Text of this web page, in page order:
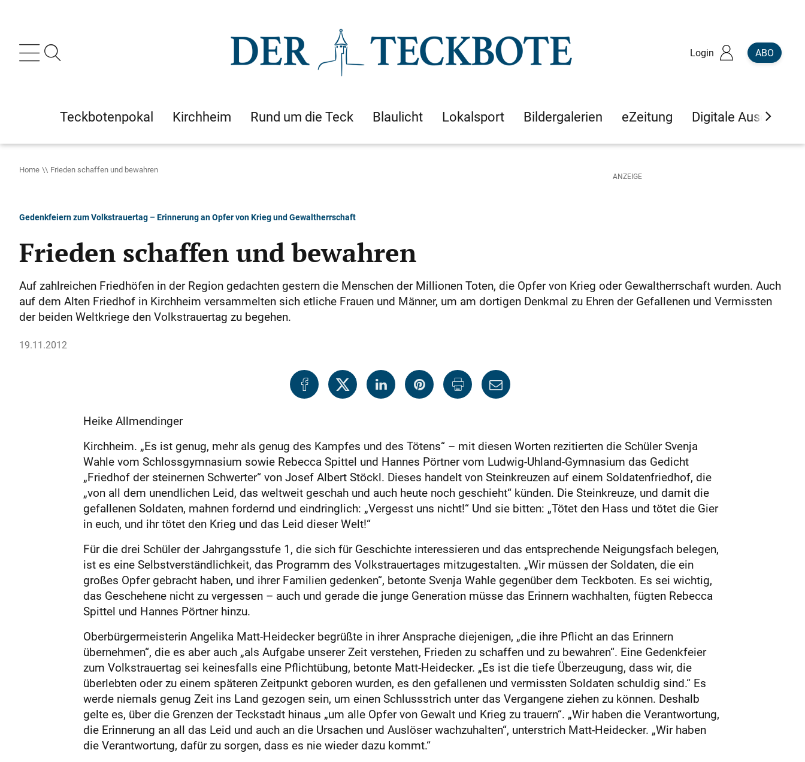
Login ABO
Teckbotenpokal Kirchheim Rund um die Teck Blaulicht Lokalsport Bildergalerien eZeitung Digitale Ausgaben
Home Frieden schaffen und bewahren
Gedenkfeiern zum Volkstrauertag – Erinnerung an Opfer von Krieg und Gewaltherrschaft
Frieden schaffen und bewahren
Auf zahlreichen Friedhöfen in der Region gedachten gestern die Menschen der Millionen Toten, die Opfer von Krieg oder Gewaltherrschaft wurden. Auch
auf dem Alten Friedhof in Kirchheim versammelten sich etliche Frauen und Männer, um am dortigen Denkmal zu Ehren der Gefallenen und Vermissten
der beiden Weltkriege den Volkstrauertag zu begehen.
19.11.2012
Heike Allmendinger
Kirchheim. „Es ist genug, mehr als genug des Kampfes und des Tötens“ – mit diesen Worten rezitierten die Schüler Svenja
Wahle vom Schlossgymnasium sowie Rebecca Spittel und Hannes Pörtner vom Ludwig-Uhland-Gymnasium das Gedicht
„Friedhof der steinernen Schwerter“ von Josef Albert Stöckl. Dieses handelt von Steinkreuzen auf einem Soldatenfriedhof, die
„von all dem unendlichen Leid, das weltweit geschah und auch heute noch geschieht“ künden. Die Steinkreuze, und damit die
gefallenen Soldaten, mahnen fordernd und eindringlich: „Vergesst uns nicht!“ Und sie bitten: „Tötet den Hass und tötet die Gier
in euch, und ihr tötet den Krieg und das Leid dieser Welt!“
Für die drei Schüler der Jahrgangsstufe 1, die sich für Geschichte interessieren und das entsprechende Neigungsfach belegen,
ist es eine Selbstverständlichkeit, das Programm des Volkstrauertages mitzugestalten. „Wir müssen der Soldaten, die ein
großes Opfer gebracht haben, und ihrer Familien gedenken“, betonte Svenja Wahle gegenüber dem Teckboten. Es sei wichtig,
das Geschehene nicht zu vergessen – auch und gerade die junge Generation müsse das Erinnern wachhalten, fügten Rebecca
Spittel und Hannes Pörtner hinzu.
Oberbürgermeisterin Angelika Matt-Heidecker begrüßte in ihrer Ansprache diejenigen, „die ihre Pflicht an das Erinnern
übernehmen“, die es aber auch „als Aufgabe unserer Zeit verstehen, Frieden zu schaffen und zu bewahren“. Eine Gedenkfeier
zum Volkstrauertag sei keinesfalls eine Pflichtübung, betonte Matt-Heidecker. „Es ist die tiefe Überzeugung, dass wir, die
überlebten oder zu einem späteren Zeitpunkt geboren wurden, es den gefallenen und vermissten Soldaten schuldig sind.“ Es
werde niemals genug Zeit ins Land gezogen sein, um einen Schlussstrich unter das Vergangene ziehen zu können. Deshalb
gelte es, über die Grenzen der Teckstadt hinaus „um alle Opfer von Gewalt und Krieg zu trauern“. „Wir haben die Verantwortung,
die Erinnerung an all das Leid und auch an die Ursachen und Auslöser wachzuhalten“, unterstrich Matt-Heidecker. „Wir haben
die Verantwortung, dafür zu sorgen, dass es nie wieder dazu kommt.“